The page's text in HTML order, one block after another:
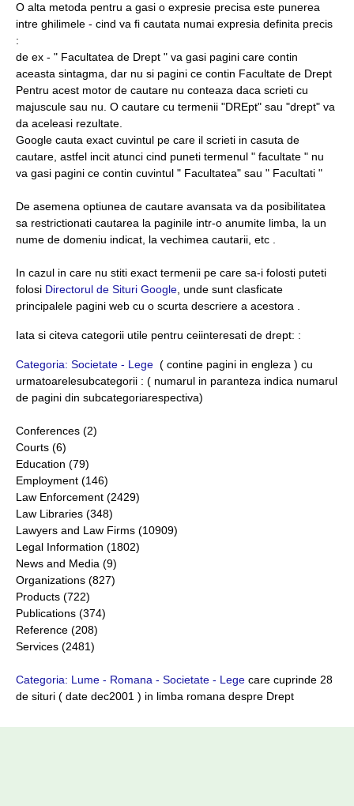
O alta metoda pentru a gasi o expresie precisa este punerea
intre ghilimele - cind va fi cautata numai expresia definita precis
:
de ex - " Facultatea de Drept " va gasi pagini care contin
aceasta sintagma, dar nu si pagini ce contin Facultate de Drept
Pentru acest motor de cautare nu conteaza daca scrieti cu
majuscule sau nu. O cautare cu termenii "DREpt" sau "drept" va
da aceleasi rezultate.
Google cauta exact cuvintul pe care il scrieti in casuta de
cautare, astfel incit atunci cind puneti termenul " facultate " nu
va gasi pagini ce contin cuvintul " Facultatea" sau " Facultati "
De asemena optiunea de cautare avansata va da posibilitatea
sa restrictionati cautarea la paginile intr-o anumite limba, la un
nume de domeniu indicat, la vechimea cautarii, etc .
In cazul in care nu stiti exact termenii pe care sa-i folosti puteti
folosi Directorul de Situri Google , unde sunt clasficate
principalele pagini web cu o scurta descriere a acestora .
Iata si citeva categorii utile pentru ceiinteresati de drept: :
Categoria: Societate - Lege ( contine pagini in engleza ) cu
urmatoarelesubcategorii : ( numarul in paranteza indica numarul
de pagini din subcategoriarespectiva)
Conferences (2)
Courts (6)
Education (79)
Employment (146)
Law Enforcement (2429)
Law Libraries (348)
Lawyers and Law Firms (10909)
Legal Information (1802)
News and Media (9)
Organizations (827)
Products (722)
Publications (374)
Reference (208)
Services (2481)
Categoria: Lume - Romana - Societate - Lege care cuprinde 28
de situri ( date dec2001 ) in limba romana despre Drept